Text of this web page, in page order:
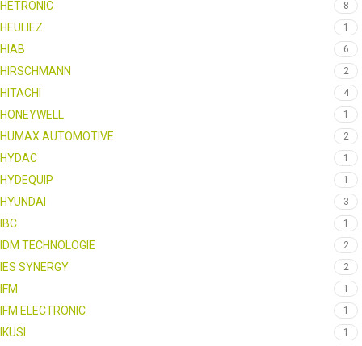
HETRONIC 8
HEULIEZ 1
HIAB 6
HIRSCHMANN 2
HITACHI 4
HONEYWELL 1
HUMAX AUTOMOTIVE 2
HYDAC 1
HYDEQUIP 1
HYUNDAI 3
IBC 1
IDM TECHNOLOGIE 2
IES SYNERGY 2
IFM 1
IFM ELECTRONIC 1
IKUSI 1